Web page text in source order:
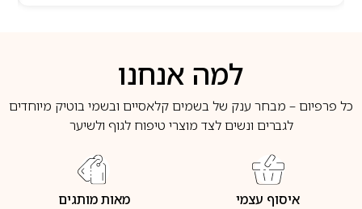
למה אנחנו
כל פרפיום – מבחר ענק של בשמים קלאסיים ובשמי בוטיק מיוחדים
לגברים ונשים לצד מוצרי טיפוח לגוף ולשיער
איסוף עצמי מאות מותגים